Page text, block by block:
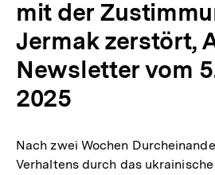
mit der
Jermak zerstört,
Newsletter vom
2025
Nach zwei Wochen
Verhaltens durch das ukrainische